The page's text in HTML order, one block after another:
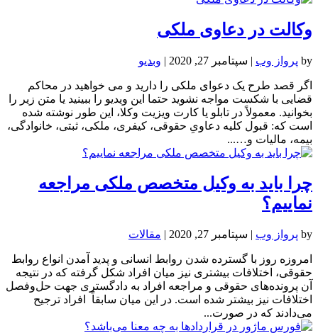
وکالت در دعاوی ملکی
by پرواز وب | سپتامبر 27, 2020 | وبدیو
اگر قصد طرح یک دعوای ملکی را دارید و می خواهید در محاکم
قضایی با شکست مواجه نشوید حتما این ویدیو را ببینید یا متن زیر را
بخوانید. معمولاً در تابلو یا کارت ویزیت وکلا، این طور نوشته شده
است که: قبول کلیه دعاویِ حقوقی، کیفری، ملکی، ثبتی، خانوادگی،
بیمه، مالیات و…...
چرا باید به وکیل متخصص ملکی مراجعه
نماییم؟
by پرواز وب | سپتامبر 27, 2020 | مقالات
امروزه روز با گسترده شدن روابط انسانی و پدید آمدن انواع روابط
حقوقی، اختلافات بیشتری نیز میان افراد شکل گرفته که در نتیجه
آن پرونده‌های حقوقی و مراجعه افراد به دادگستری جهت حل‌وفصل
اختلافات نیز بیشتر شده است. در این میان سابقاً افراد ترجیح
می‌دادند که در صورت...